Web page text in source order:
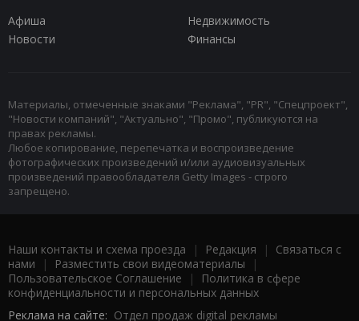
Афиша
Недвижимость
Новости
Финансы
Материалы, отмеченные знаками "Реклама", "PR", "Спецпроект",
"Новости компаний", "Актуально", "Промо", публикуются на
правах рекламы.
Любое копирование, перепечатка и воспроизведение
фотографических произведений и/или аудиовизуальных
произведений правообладателя Getty Images - строго
запрещено.
Наши контакты и схема проезда | Редакция | Связаться с
нами | Разместить свои видеоматериалы |
Пользовательское Соглашение |
Политика в сфере
конфиденциальности и персональных данных
Реклама на сайте: Отдел продаж digital рекламы